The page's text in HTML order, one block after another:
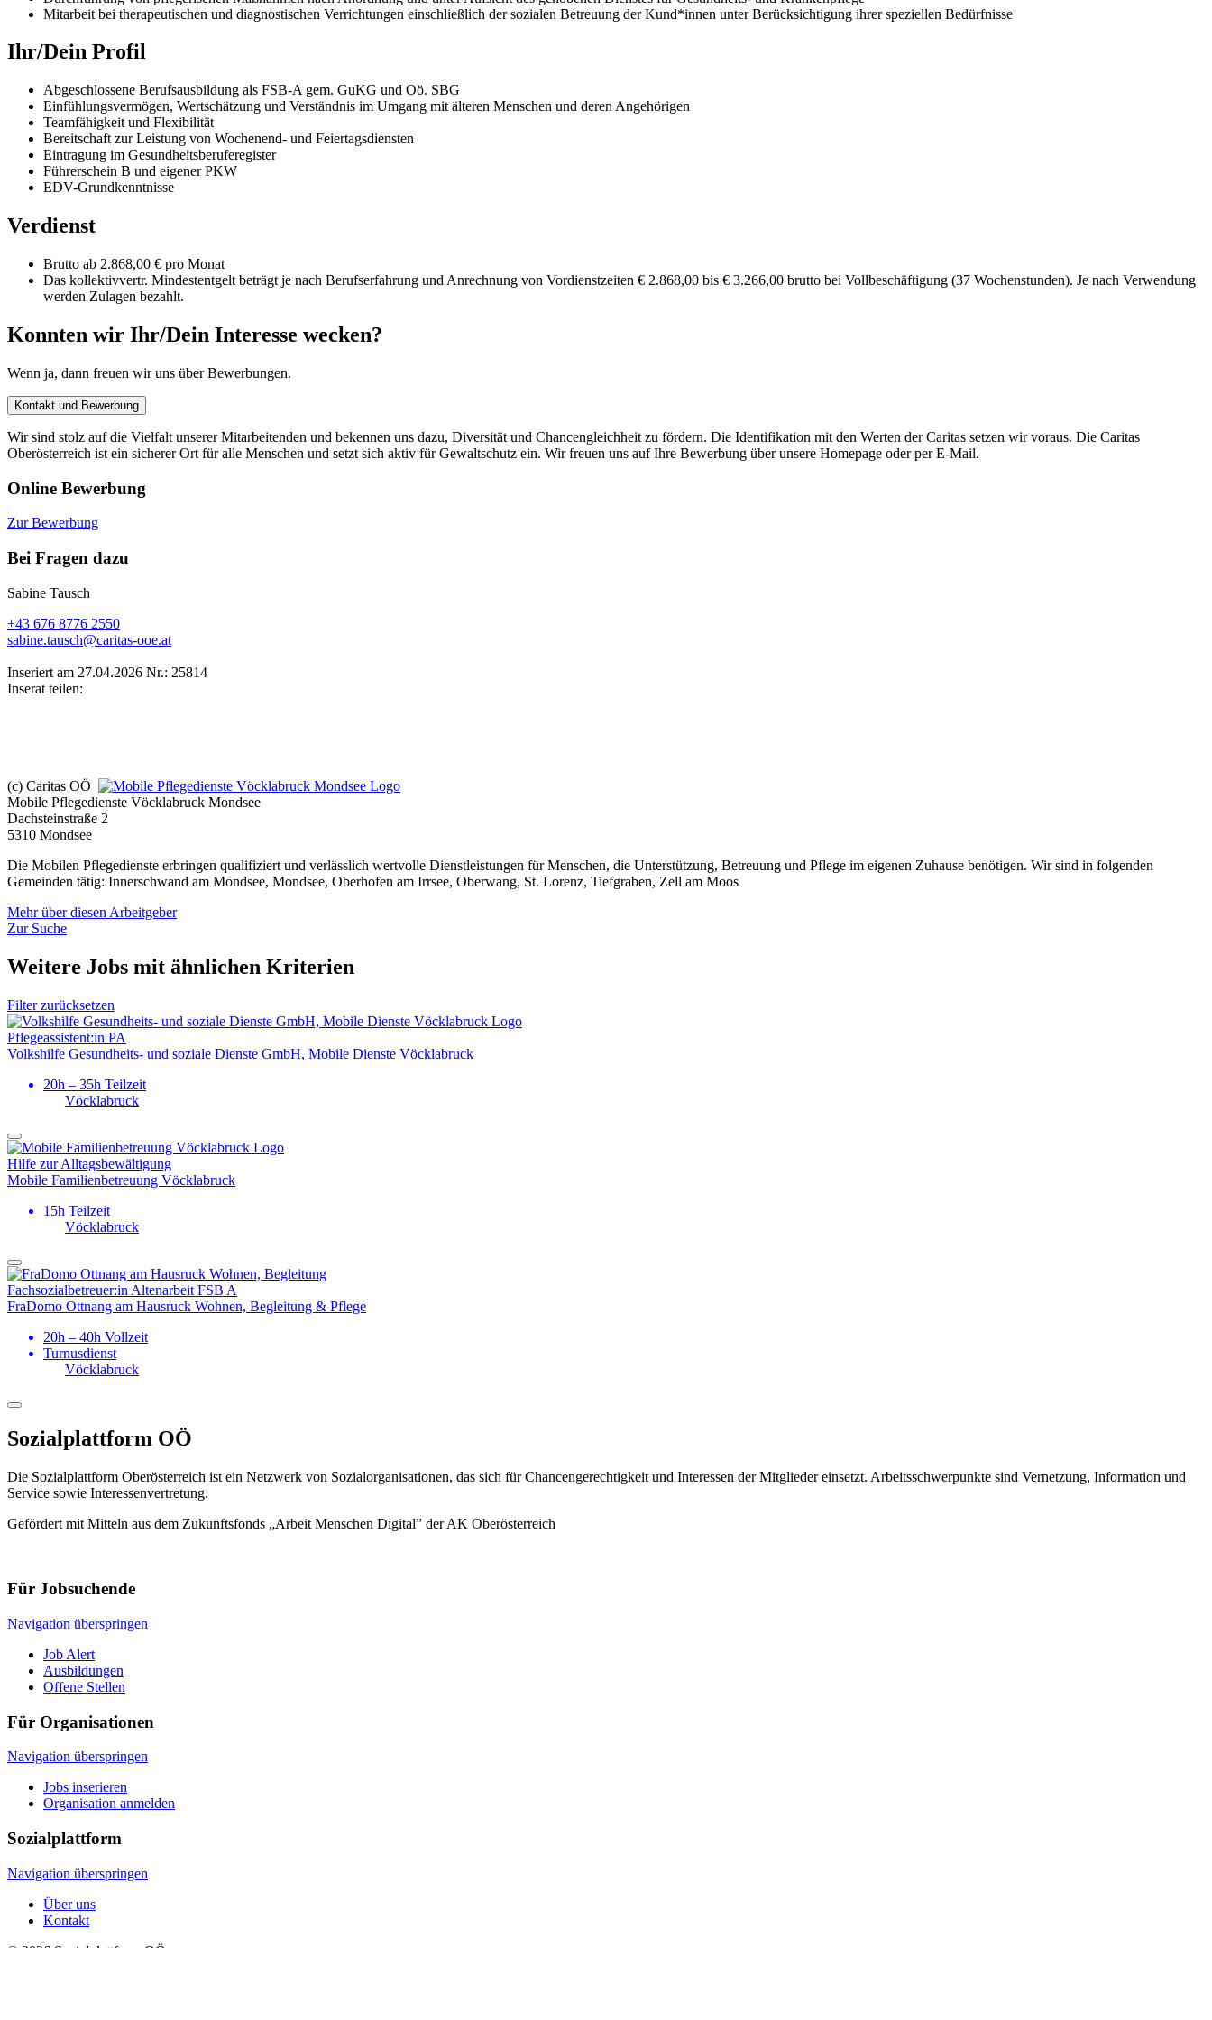
Mitarbeit bei therapeutischen und diagnostischen Verrichtungen einschließlich der sozialen Betreuung der Kund*innen unter Berücksichtigung ihrer speziellen Bedürfnisse
Ihr/Dein Profil
Abgeschlossene Berufsausbildung als FSB-A gem. GuKG und Oö. SBG
Einfühlungsvermögen, Wertschätzung und Verständnis im Umgang mit älteren Menschen und deren Angehörigen
Teamfähigkeit und Flexibilität
Bereitschaft zur Leistung von Wochenend- und Feiertagsdiensten
Eintragung im Gesundheitsberuferegister
Führerschein B und eigener PKW
EDV-Grundkenntnisse
Verdienst
Brutto ab 2.868,00 € pro Monat
Das kollektivvertr. Mindestentgelt beträgt je nach Berufserfahrung und Anrechnung von Vordienstzeiten € 2.868,00 bis € 3.266,00 brutto bei Vollbeschäftigung (37 Wochenstunden). Je nach Verwendung
werden Zulagen bezahlt.
Konnten wir Ihr/Dein Interesse wecken?
Wenn ja, dann freuen wir uns über Bewerbungen.
Kontakt und Bewerbung
Wir sind stolz auf die Vielfalt unserer Mitarbeitenden und bekennen uns dazu, Diversität und Chancengleichheit zu fördern. Die Identifikation mit den Werten der Caritas setzen wir voraus. Die Caritas
Oberösterreich ist ein sicherer Ort für alle Menschen und setzt sich aktiv für Gewaltschutz ein. Wir freuen uns auf Ihre Bewerbung über unsere Homepage oder per E-Mail.
Online Bewerbung
Zur Bewerbung
Bei Fragen dazu
Sabine Tausch
+43 676 8776 2550
sabine.tausch@caritas-ooe.at
Inseriert am 27.04.2026 Nr.: 25814
Inserat teilen:
(c) Caritas OÖ
Mobile Pflegedienste Vöcklabruck Mondsee
Dachsteinstraße 2
5310 Mondsee
Die Mobilen Pflegedienste erbringen qualifiziert und verlässlich wertvolle Dienstleistungen für Menschen, die Unterstützung, Betreuung und Pflege im eigenen Zuhause benötigen. Wir sind in folgenden
Gemeinden tätig: Innerschwand am Mondsee, Mondsee, Oberhofen am Irrsee, Oberwang, St. Lorenz, Tiefgraben, Zell am Moos
Mehr über diesen Arbeitgeber
Zur Suche
Weitere Jobs mit ähnlichen Kriterien
Filter zurücksetzen
Pflegeassistent:in PA
Volkshilfe Gesundheits- und soziale Dienste GmbH, Mobile Dienste Vöcklabruck
20h – 35h Teilzeit
Vöcklabruck
Hilfe zur Alltags­bewältigung
Mobile Familienbetreuung Vöcklabruck
15h Teilzeit
Vöcklabruck
Fachsozial­betreuer:in Altenarbeit FSB A
FraDomo Ottnang am Hausruck Wohnen, Begleitung & Pflege
20h – 40h Vollzeit
Turnusdienst
Vöcklabruck
Sozialplattform OÖ
Die Sozialplattform Oberösterreich ist ein Netzwerk von Sozialorganisationen, das sich für Chancengerechtigkeit und Interessen der Mitglieder einsetzt. Arbeitsschwerpunkte sind Vernetzung, Information und
Service sowie Interessenvertretung.
Gefördert mit Mitteln aus dem Zukunftsfonds „Arbeit Menschen Digital” der AK Oberösterreich
Für Jobsuchende
Navigation überspringen
Job Alert
Ausbildungen
Offene Stellen
Für Organisationen
Navigation überspringen
Jobs inserieren
Organisation anmelden
Sozialplattform
Navigation überspringen
Über uns
Kontakt
© 2026 Sozialplattform OÖ